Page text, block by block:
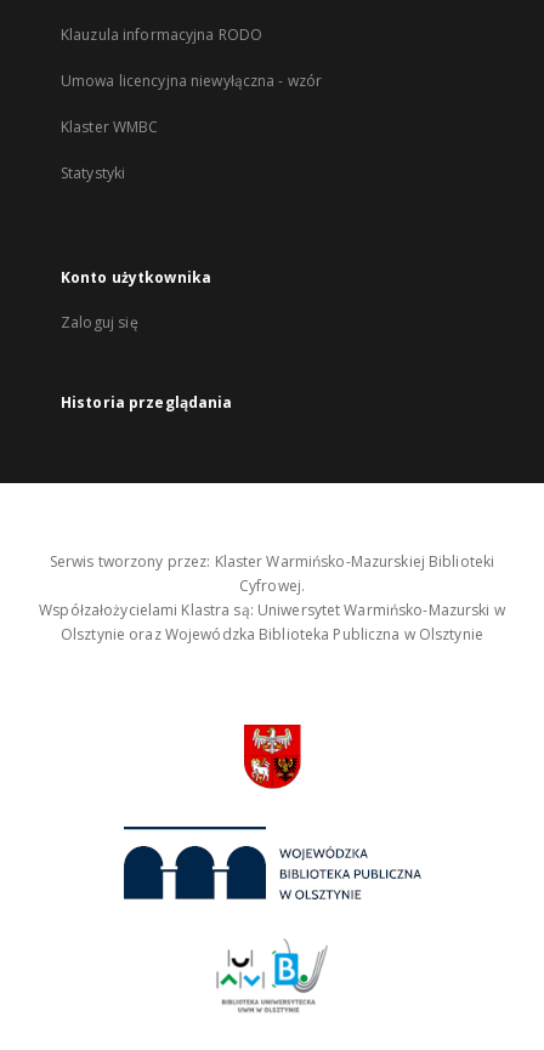
Klauzula informacyjna RODO
Umowa licencyjna niewyłączna - wzór
Klaster WMBC
Statystyki
Konto użytkownika
Zaloguj się
Historia przeglądania
Serwis tworzony przez: Klaster Warmińsko-Mazurskiej Biblioteki
Cyfrowej.
Współzałożycielami Klastra są: Uniwersytet Warmińsko-Mazurski w
Olsztynie oraz Wojewódzka Biblioteka Publiczna w Olsztynie